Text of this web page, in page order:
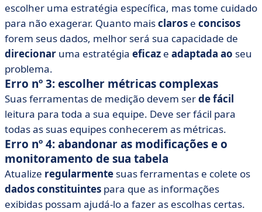
escolher uma estratégia específica, mas tome cuidado
para não exagerar. Quanto maisclaros e concisos
forem seus dados, melhor será sua capacidade de
direcionar uma estratégia eficaz e adaptada ao seu
problema.
Erro nº 3: escolher métricas complexas
Suas ferramentas de medição devem serde fácil
leitura para toda a sua equipe. Deve ser fácil para
todas as suas equipes conhecerem as métricas.
Erro nº 4: abandonar as modificações e o
monitoramento de sua tabela
Atualize regularmente suas ferramentas e colete os
dados constituintes para que as informações
exibidas possam ajudá-lo a fazer as escolhas certas.